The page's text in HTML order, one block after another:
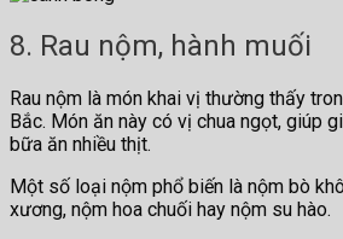
8. Rau nộm, hành muối
Rau nộm là món khai vị thường thấy
Bắc. Món ăn này có vị chua ngọt, giúp
bữa ăn nhiều thịt.
Một số loại nộm phổ biến là nộm bò
xương, nộm hoa chuối hay nộm su hào.